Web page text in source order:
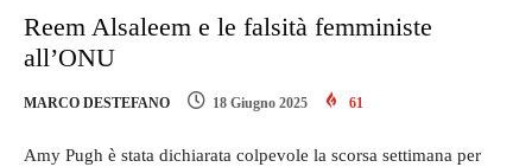
Reem Alsaleem e le falsità femministe
all’ONU
MARCO DESTEFANO 18 Giugno 2025 61
Amy Pugh è stata dichiarata colpevole la scorsa settimana per